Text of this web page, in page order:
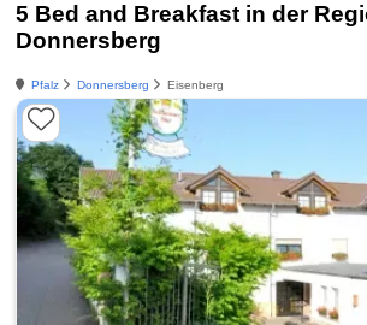
5 Bed and Breakfast in der
Donnersberg
Pfalz Donnersberg Eisenberg